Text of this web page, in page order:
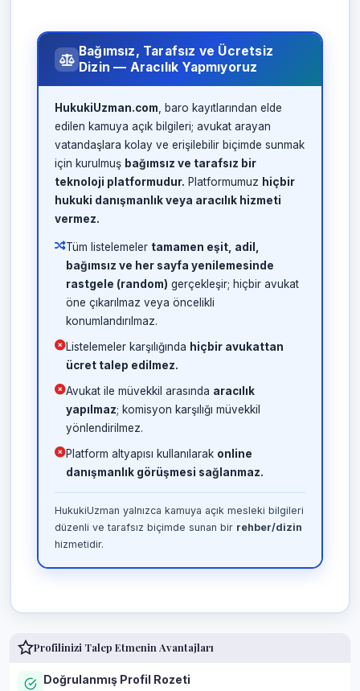
Bağımsız, Tarafsız ve Ücretsiz
Dizin — Aracılık Yapmıyoruz
HukukiUzman.com , baro kayıtlarından elde
edilen kamuya açık bilgileri; avukat arayan
vatandaşlara kolay ve erişilebilir biçimde sunmak
için kurulmuş bağımsız ve tarafsız bir
teknoloji platformudur. Platformumuz hiçbir
hukuki danışmanlık veya aracılık hizmeti
vermez.
Tüm listelemeler tamamen eşit, adil,
bağımsız ve her sayfa yenilemesinde
rastgele (random) gerçekleşir; hiçbir avukat
öne çıkarılmaz veya öncelikli
konumlandırılmaz.
Listelemeler karşılığında hiçbir avukattan
ücret talep edilmez.
Avukat ile müvekkil arasında aracılık
yapılmaz; komisyon karşılığı müvekkil
yönlendirilmez.
Platform altyapısı kullanılarak online
danışmanlık görüşmesi sağlanmaz.
HukukiUzman yalnızca kamuya açık mesleki bilgileri
düzenli ve tarafsız biçimde sunan bir rehber/dizin
hizmetidir.
Profilinizi Talep Etmenin Avantajları
Doğrulanmış Profil Rozeti